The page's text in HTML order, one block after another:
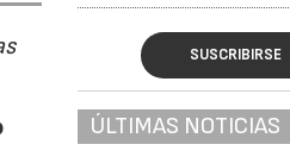
SUSCRIBIRSE
ÚLTIMAS NOTICIAS